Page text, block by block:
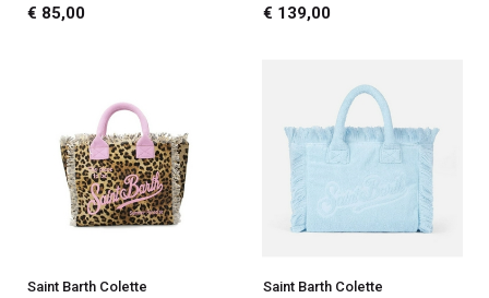
€ 85,00 € 139,00
Saint Barth Colette Saint Barth Colette